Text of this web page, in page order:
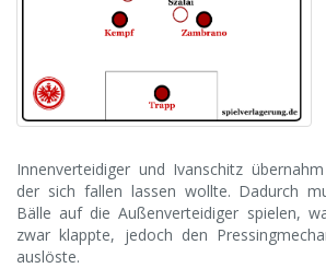
Innenverteidiger und Ivanschitz
der sich fallen lassen wollte. Dadurch
Bälle auf die Außenverteidiger spielen,
zwar klappte, jedoch den
auslöste.